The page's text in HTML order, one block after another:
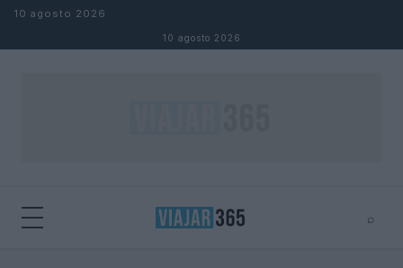
Saltar al contenido
10 agosto 2026
10 agosto 2026
⌕